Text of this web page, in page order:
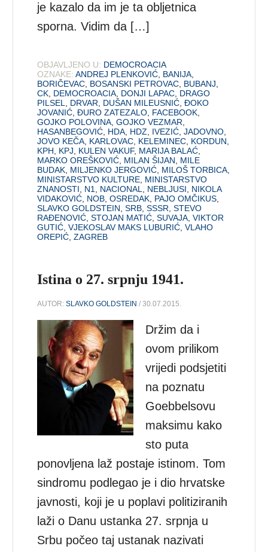
je kazalo da im je ta obljetnica
sporna. Vidim da […]
OBJAVLJENO U: DEMOCROACIA
OZNAKE: ANDREJ PLENKOVIĆ, BANIJA,
BORIČEVAC, BOSANSKI PETROVAC, BUBANJ,
CK, DEMOCROACIA, DONJI LAPAC, DRAGO
PILSEL, DRVAR, DUŠAN MILEUSNIĆ,ĐOKO
JOVANIĆ,ĐURO ZATEZALO, FACEBOOK,
GOJKO POLOVINA,GOJKO VEZMAR,
HASANBEGOVIĆ, HDA, HDZ, IVEZIĆ,JADOVNO,
JOVO KEČA, KARLOVAC, KELEMINEC, KORDUN,
KPH, KPJ, KULEN VAKUF, MARIJA BALAĆ,
MARKO OREŠKOVIĆ, MILAN ŠIJAN, MILE
BUDAK, MILJENKO JERGOVIĆ, MILOŠ TORBICA,
MINISTARSTVO KULTURE, MINISTARSTVO
ZNANOSTI, N1, NACIONAL, NEBLJUSI, NIKOLA
VIDAKOVIĆ, NOB,OSREDAK, PAJO OMČIKUS,
SLAVKO GOLDSTEIN,SRB,SSSR,STEVO
RAĐENOVIĆ,STOJAN MATIĆ,SUVAJA,VIKTOR
GUTIĆ,VJEKOSLAV MAKS LUBURIĆ,VLAHO
OREPIĆ,ZAGREB
Istina o 27. srpnju 1941.
AUTOR:SLAVKO GOLDSTEIN / 30.07.2015.
Držim da i
ovom prilikom
vrijedi podsjetiti
na poznatu
Goebbelsovu
maksimu kako
sto puta
ponovljena laž postaje istinom. Tom
sindromu podlegao je i dio hrvatske
javnosti, koji je u poplavi politiziranih
laži o Danu ustanka 27. srpnja u
Srbu počeo taj ustanak nazivati